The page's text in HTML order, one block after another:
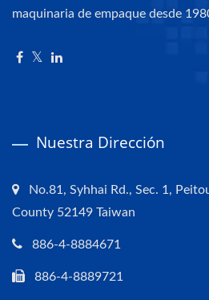
maquinaria de empaque desde
Nuestra Dirección
No.81, Syhhai Rd., Sec. 1,
County 52149 Taiwan
886-4-8884671
886-4-8889721